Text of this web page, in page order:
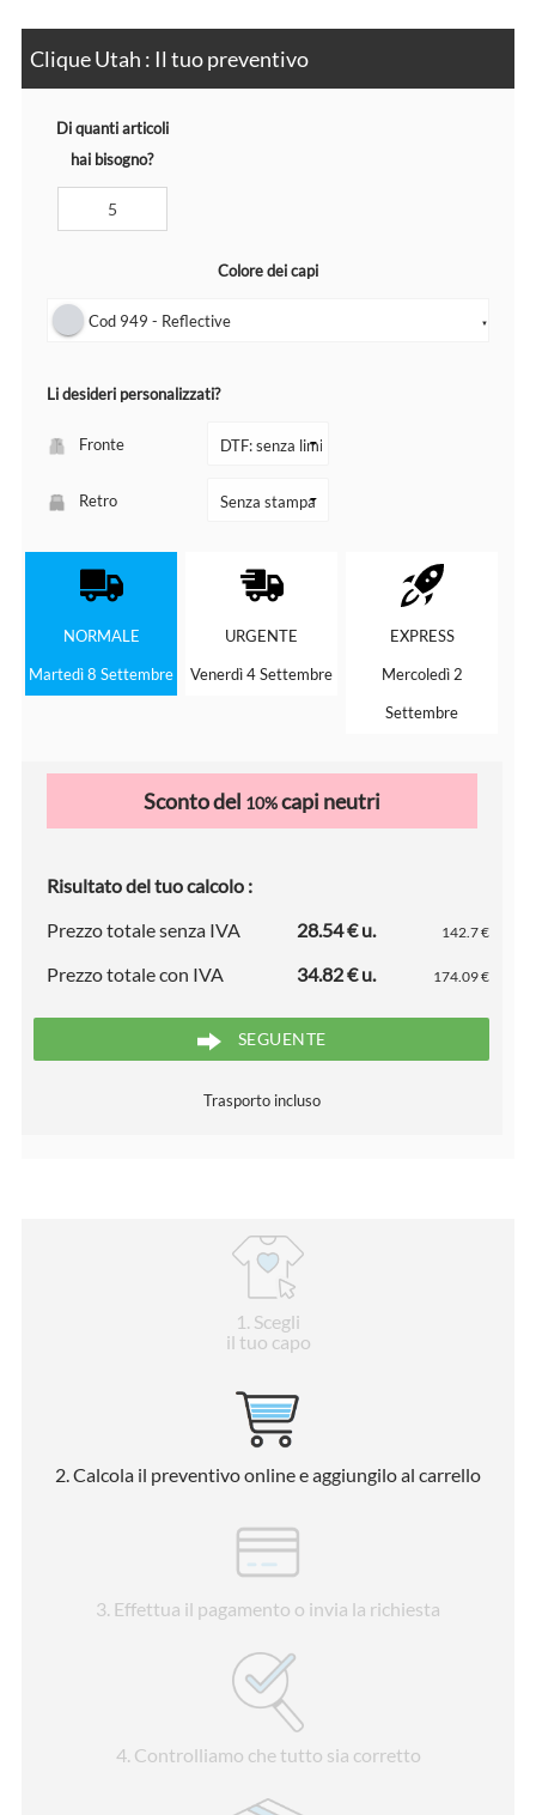
Clique Utah : Il tuo preventivo
Di quanti articoli
hai bisogno?
Colore dei capi
Cod 949 - Reflective ▼
Li desideri personalizzati?
Fronte
Retro
NORMALE
Martedì 8 Settembre
URGENTE
Venerdì 4 Settembre
EXPRESS
Mercoledì 2
Settembre
Sconto del 10%capi neutri
Risultato del tuo calcolo :
Prezzo totale senza IVA
28.54 € u. 142.7 €
Prezzo totale con IVA 34.82 € u. 174.09 €
SEGUENTE
Trasporto incluso
1 . Scegli
il tuo capo
2. Calcola il preventivo online e aggiungilo al carrello
3 . Effettua il pagamento o invia la richiesta
4. Controlliamo che tutto sia corretto